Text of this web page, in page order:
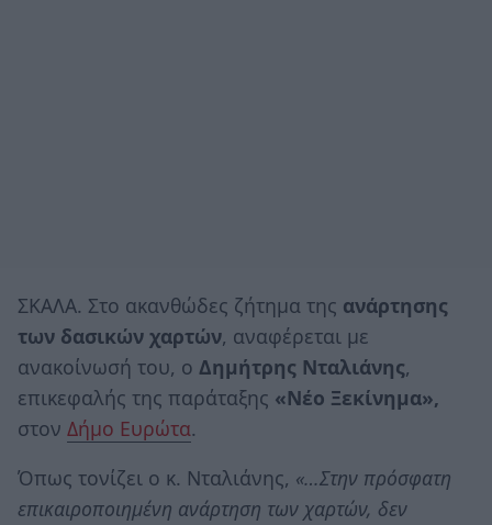
ΣΚΑΛΑ. Στο ακανθώδες ζήτημα της ανάρτησης
των δασικών χαρτών, αναφέρεται με
ανακοίνωσή του, ο Δημήτρης Νταλιάνης,
επικεφαλής της παράταξης «Νέο Ξεκίνημα»,
στον Δήμο Ευρώτα.
Όπως τονίζει ο κ. Νταλιάνης, «…Στην πρόσφατη
επικαιροποιημένη ανάρτηση των χαρτών, δεν